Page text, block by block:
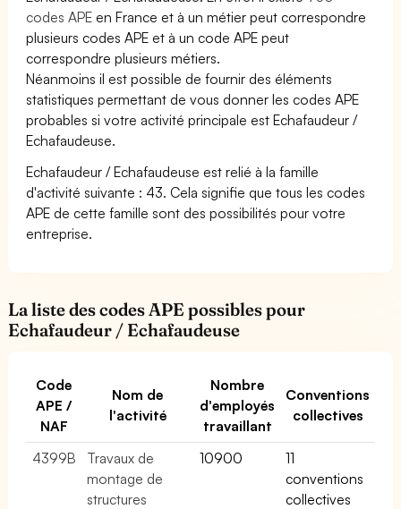
codes APE en France et à un métier peut correspondre
plusieurs codes APE et à un code APE peut
correspondre plusieurs métiers.
Néanmoins il est possible de fournir des éléments
statistiques permettant de vous donner les codes APE
probables si votre activité principale est Echafaudeur /
Echafaudeuse.
Echafaudeur / Echafaudeuse est relié à la famille
d'activité suivante : 43. Cela signifie que tous les codes
APE de cette famille sont des possibilités pour votre
entreprise.
La liste des codes APE possibles pour
Echafaudeur / Echafaudeuse
Code
APE /
NAF
Nom de
l'activité
Nombre
d'employés
travaillant
Conventions
collectives
4399B
Travaux de
montage de
structures
10900
11
conventions
collectives